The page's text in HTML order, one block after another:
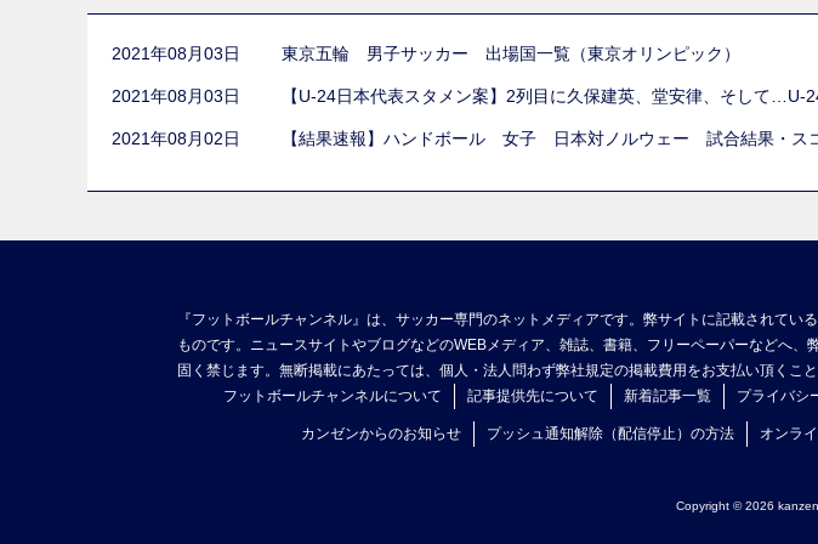
2021年08月03日 東京五輪 男子サッカー 出場国一覧（東京オリンピック）
2021年08月03日 【U-24日本代表スタメン案】2列目に久保建英、堂安律、そして…U-
2021年08月02日 【結果速報】ハンドボール 女子 日本対ノルウェー 試合結果・ス
『フットボールチャンネル』は、サッカー専門のネットメディアです。弊サイトに記載されて
ものです。ニュースサイトやブログなどのWEBメディア、雑誌、書籍、フリーペーパーなどへ
固く禁じます。無断掲載にあたっては、個人・法人問わず弊社規定の掲載費用をお支払い頂くこ
フットボールチャンネルについて
記事提供先について 新着記事一覧 プライバシ
カンゼンからのお知らせ プッシュ通知解除（配信停止）の方法 オンラ
Copyright © 2026